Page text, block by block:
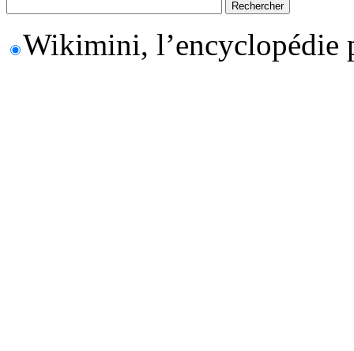
Wikimini, l’encyclopédie